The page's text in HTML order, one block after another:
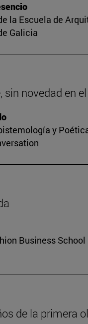
la Escuela de
Galicia
sin novedad en
y
Business School
de la primera